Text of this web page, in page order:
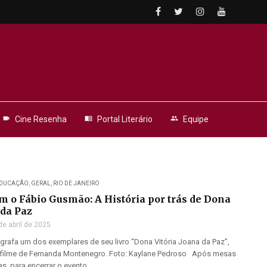
videocam Cine Resenha menu_book Portal Literário people Equipe
GERAL RIO DE JANEIRO
o Fábio Gusmão: A História por trás de Dona
Paz
abril de 2025
um dos exemplares de seu livro “Dona Vitória Joana da Paz”,
de Fernanda Montenegro. Foto: Kaylane Pedroso Após mesas